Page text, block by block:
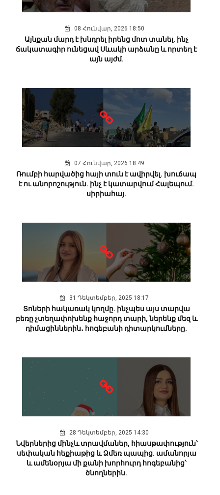
08 Հունվար, 2026 18:50
Այնքան մարդ է խնդրել իրենց մոտ տանել. ինչ
ճակատագիր ունեցավ Սևակի արձանը և որտեղ է
այն այժմ.
07 Հունվար, 2026 18:49
Ռումբի հարվածից հայի տուն է ավիրվել. խուճապ
է ու անորոշություն. ինչ է կատարվում Հալեպում.
սիրիահայ.
31 Դեկտեմբեր, 2025 18:17
Տոների հակառակ կողմը. ինչպես այս տարվա
բեռը չտեղափոխենք հաջորդ տարի, ներենք մեզ և
դիմացիններին․ հոգեբանի դիտարկումները.
28 Դեկտեմբեր, 2025 14:30
Նվերներից մինչև տրավմաներ, հիասթափություն՝
սեփական հեքիաթից և Ձմեռ պապից. ամանորյա
և ամենօրյա մի քանի խորհուրդ հոգեբանից՝
ծնողներին.